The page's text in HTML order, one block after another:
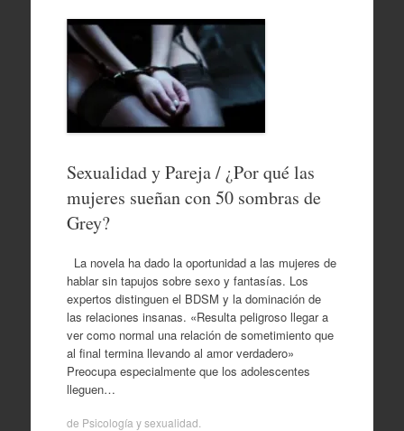
Sexualidad y Pareja / ¿Por qué las
mujeres sueñan con 50 sombras de
Grey?
La novela ha dado la oportunidad a las mujeres de
hablar sin tapujos sobre sexo y fantasías. Los
expertos distinguen el BDSM y la dominación de
las relaciones insanas. «Resulta peligroso llegar a
ver como normal una relación de sometimiento que
al final termina llevando al amor verdadero»
Preocupa especialmente que los adolescentes
lleguen…
de Psicología y sexualidad